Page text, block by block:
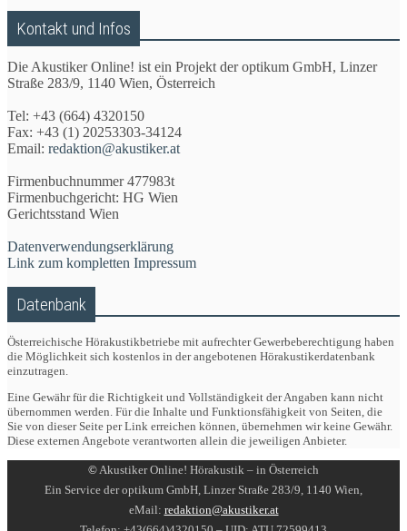
Kontakt und Infos
Die Akustiker Online! ist ein Projekt der optikum GmbH, Linzer
Straße 283/9, 1140 Wien, Österreich
Tel: +43 (664) 4320150
Fax: +43 (1) 20253303-34124
Email: redaktion@akustiker.at
Firmenbuchnummer 477983t
Firmenbuchgericht: HG Wien
Gerichtsstand Wien
Datenverwendungserklärung
Link zum kompletten Impressum
Datenbank
Österreichische Hörakustikbetriebe mit aufrechter Gewerbeberechtigung haben
die Möglichkeit sich kostenlos in der angebotenen Hörakustikerdatenbank
einzutragen.
Eine Gewähr für die Richtigkeit und Vollständigkeit der Angaben kann nicht
übernommen werden. Für die Inhalte und Funktionsfähigkeit von Seiten, die
Sie von dieser Seite per Link erreichen können, übernehmen wir keine Gewähr.
Diese externen Angebote verantworten allein die jeweiligen Anbieter.
©Akustiker Online! Hörakustik – in Österreich
Ein Service der optikum GmbH, Linzer Straße 283/9, 1140 Wien,
eMail: redaktion@akustiker.at